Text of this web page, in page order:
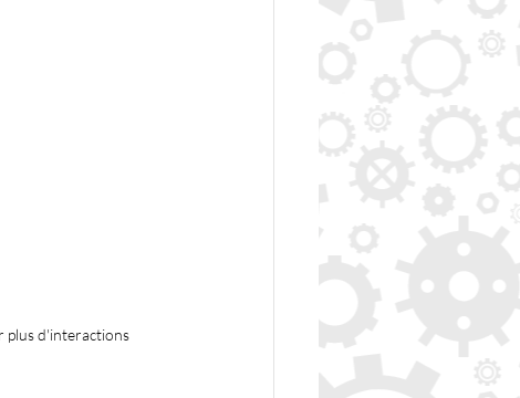
plus d'interactions